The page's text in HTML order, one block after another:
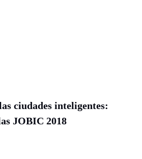
ciudades inteligentes:
JOBIC 2018